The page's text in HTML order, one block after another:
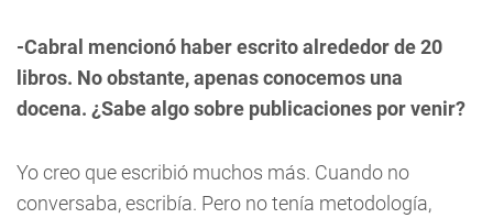
-Cabral mencionó haber escritoalrededor de 20
libros. No obstante, apenas conocemos una
docena. ¿Sabe algo sobre publicaciones por venir?
Yo creo que escribió muchos más. Cuando no
conversaba, escribía. Pero no tenía metodología,